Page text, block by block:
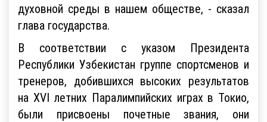
духовной среды в нашем обществе, - сказал
глава государства.
В соответствии с указом Президента
Республики Узбекистан группе спортсменов и
тренеров, добившихся высоких результатов
на XVI летних Паралимпийских играх в Токио,
были присвоены почетные звания, они